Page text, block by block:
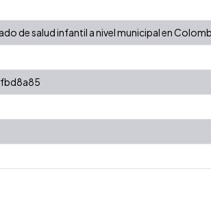
de salud infantil a nivel municipal en